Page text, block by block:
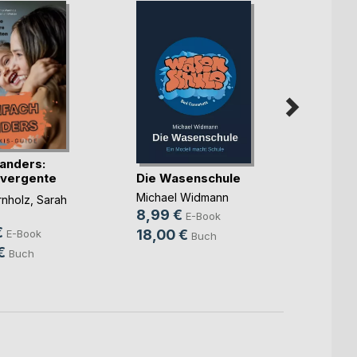
Sarah
E-Book
Buch
Die Wasenschule
Michael Widmann
8,99 € E-Book
18,00 € Buch